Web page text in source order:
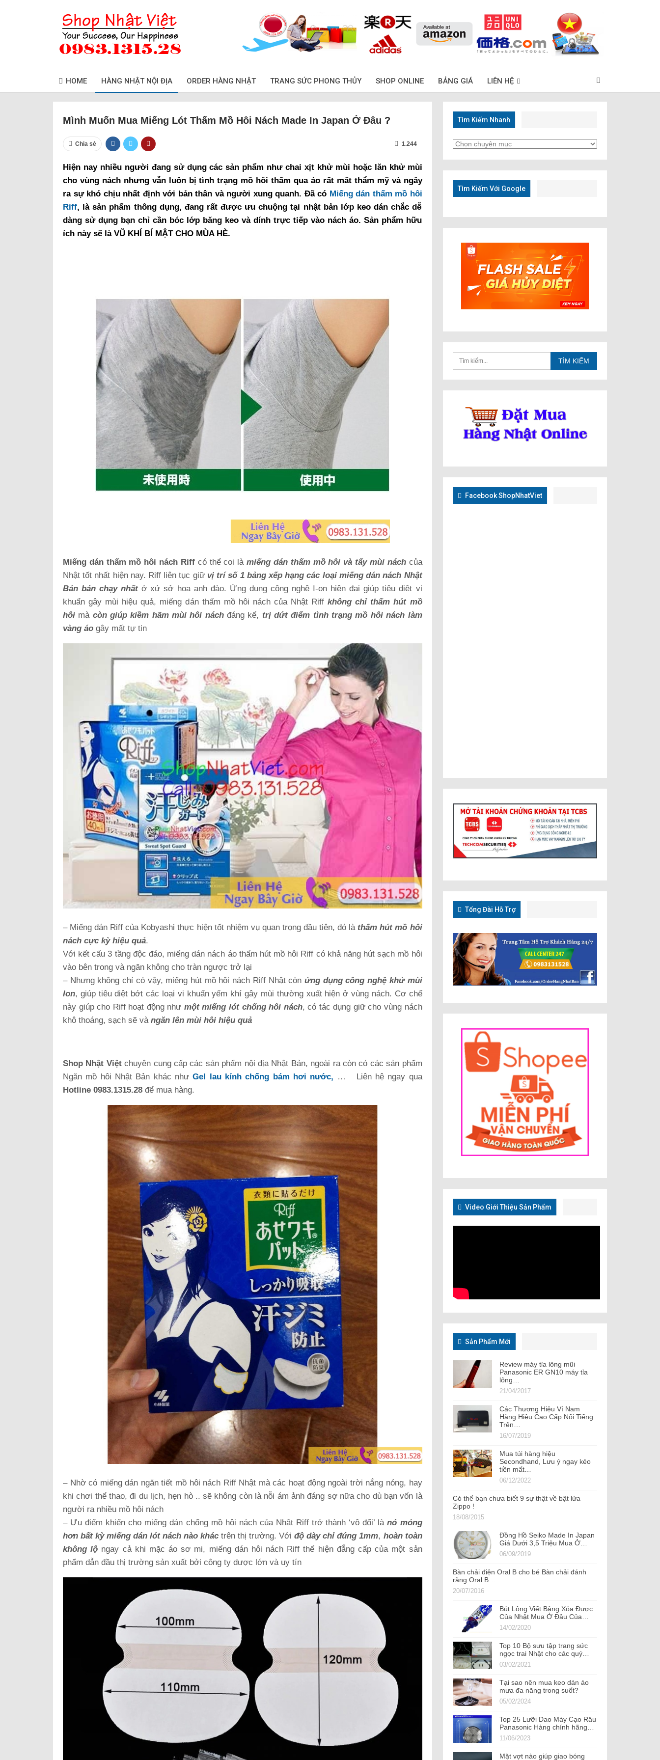
HOME HÀNG NHẬT NỘI ĐỊA ORDER HÀNG NHẬT TRANG SỨC PHONG THỦY SHOP ONLINE BẢNG GIÁ LIÊN HỆ
Mình Muốn Mua Miếng Lót Thấm Mồ Hôi Nách Made In Japan Ở Đâu ?
Chia sẻ 1.244
Hiện nay nhiều người đang sử dụng các sản phẩm như chai xịt khử mùi hoặc lăn khử mùi
cho vùng nách nhưng vẫn luôn bị tình trạng mồ hôi thấm qua áo rất mất thẩm mỹ và ngây
ra sự khó chịu nhất định với bản thân và người xung quanh. Đã có Miếng dán thấm mồ hôi
Riff, là sản phẩm thông dụng, đang rất được ưu chuộng tại nhật bản lớp keo dán chắc dễ
dàng sử dụng bạn chỉ cần bóc lớp băng keo và dính trực tiếp vào nách áo. Sản phẩm hữu
ích này sẽ là VŨ KHÍ BÍ MẬT CHO MÙA HÈ.
Miếng dán thấm mồ hôi nách Riffcó thể coi làmiếng dán thấm mồ hôi và tẩy mùi náchcủa
Nhật tốt nhất hiện nay. Riff liên tục giữ vị trí số 1 bảng xếp hạng các loại miếng dán nách Nhật
Bản bán chạy nhấtở xứ sở hoa anh đào. Ứng dụng công nghệ I-on hiện đại giúp tiêu diệt vi
khuẩn gây mùi hiệu quả, miếng dán thấm mồ hôi nách của Nhật Riffkhông chỉ thấm hút mồ
hôi mà còn giúp kiềm hãm mùi hôi náchđáng kể, trị dứt điểm tình trạng mồ hôi nách làm
vàng áo gây mất tự tin
– Miếng dán Riff của Kobyashi thực hiện tốt nhiệm vụ quan trọng đầu tiên, đó là thấm hút mồ hôi
nách cực kỳ hiệu quả.
Với kết cấu 3 tầng độc đáo, miếng dán nách áo thấm hút mồ hôi Riff có khả năng hút sạch mồ hôi
vào bên trong và ngăn không cho tràn ngược trở lại
– Nhưng không chỉ có vậy, miếng hút mồ hôi nách Riff Nhật còn ứng dụng công nghệ khử mùi
Ion, giúp tiêu diệt bớt các loại vi khuẩn yếm khí gây mùi thường xuất hiện ở vùng nách. Cơ chế
này giúp cho Riff hoạt động như một miếng lót chống hôi nách, có tác dụng giữ cho vùng nách
khô thoáng, sạch sẽ và ngăn lên mùi hôi hiệu quả
Shop Nhật Việtchuyên cung cấp các sản phẩm nội địa Nhật Bản, ngoài ra còn có các sản phẩm
Ngăn mồ hôi Nhật Bản khác nhưGel lau kính chống bám hơi nước, … Liên hệ ngay qua
Hotline 0983.1315.28 để mua hàng.
– Nhờ có miếng dán ngăn tiết mồ hôi nách Riff Nhật mà các hoạt động ngoài trời nắng nóng, hay
khi chơi thể thao, đi du lịch, hẹn hò .. sẽ không còn là nỗi ám ảnh đáng sợ nữa cho dù bạn vốn là
người ra nhiều mồ hôi nách
– Ưu điểm khiến cho miếng dán chống mồ hôi nách của Nhật Riff trở thành ‘vô đối’ lànó mỏng
hơn bất kỳ miếng dán lót nách nào khác trên thị trường. Vớiđộ dày chỉ đúng 1mm, hoàn toàn
không lộ ngay cả khi mặc áo sơ mi, miếng dán hôi nách Riff thể hiện đẳng cấp của một sản
phẩm dẫn đầu thị trường sản xuất bởi công ty dược lớn và uy tín
Tìm Kiếm Nhanh
Tìm
Tìm Kiếm Với Google
Facebook ShopNhatViet
Tổng Đài Hỗ Trợ
Video Giới Thiệu Sản Phẩm
Sản Phẩm Mới
Review máy tỉa lông mũi
Panasonic ER GN10 máy tỉa
lông…
21/04/2017
Các Thương Hiệu Ví Nam
Hàng Hiệu Cao Cấp Nổi Tiếng
Trên…
16/07/2019
Mua túi hàng hiệu
Secondhand, Lưu ý ngay kẻo
tiền mất…
06/12/2022
Có thể bạn chưa biết 9 sự thật về bật lửa
Zippo !
18/08/2015
Đồng Hồ Seiko Made In Japan
Giá Dưới 3,5 Triệu Mua Ở…
06/09/2019
Bàn chải điện Oral B cho bé Bàn chải đánh
răng Oral B…
20/07/2016
Bút Lông Viết Bảng Xóa Được
Của Nhật Mua Ở Đâu Của…
14/02/2020
Top 10 Bộ sưu tập trang sức
ngọc trai Nhật cho các quý…
03/02/2021
Tại sao nên mua keo dán áo
mưa đa năng trong suốt?
05/02/2024
Top 25 Lưỡi Dao Máy Cạo Râu
Panasonic Hàng chính hãng…
11/06/2023
Mặt vợt nào giúp giao bóng